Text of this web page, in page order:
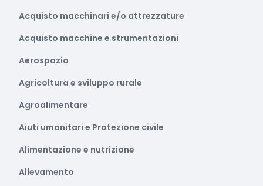
Acquisto macchinari e/o attrezzature
Acquisto macchine e strumentazioni
Aerospazio
Agricoltura e sviluppo rurale
Agroalimentare
Aiuti umanitari e Protezione civile
Alimentazione e nutrizione
Allevamento